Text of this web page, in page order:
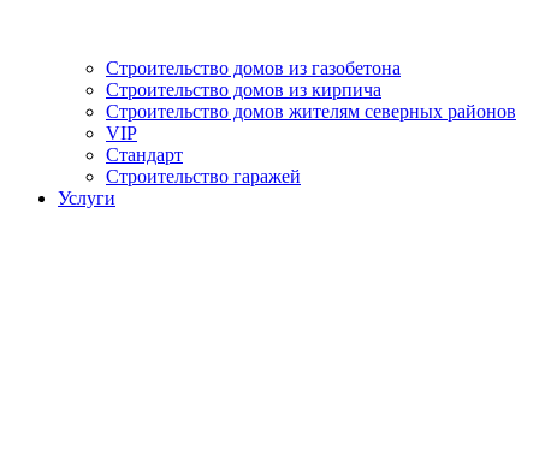
Строительство домов из газобетона
Строительство домов из кирпича
Строительство домов жителям северных районов
VIP
Стандарт
Строительство гаражей
Услуги